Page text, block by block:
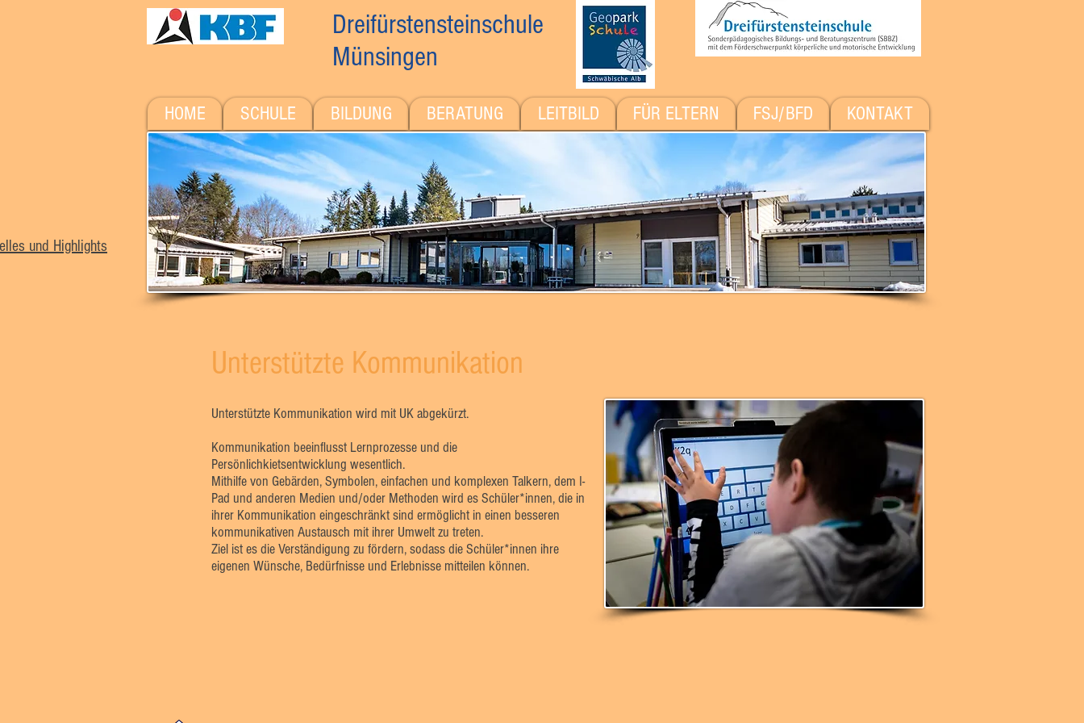
Dreifürstensteinschule
Münsingen
und Highlights
HOME SCHULE BILDUNG BERATUNG LEITBILD FÜR ELTERN FSJ/BFD KONTAKT
Unterstützte Kommunikation
Unterstützte Kommunikation wird mit UK abgekürzt.
Kommunikation beeinflusst Lernprozesse und die
Persönlichkietsentwicklung wesentlich.
Mithilfe von Gebärden, Symbolen, einfachen und komplexen Talkern, dem I-
Pad und anderen Medien und/oder Methoden wird es Schüler*innen, die in
ihrer Kommunikation eingeschränkt sind ermöglicht in einen besseren
kommunikativen Austausch mit ihrer Umwelt zu treten.
Ziel ist es die Verständigung zu fördern, sodass die Schüler*innen ihre
eigenen Wünsche, Bedürfnisse und Erlebnisse mitteilen können.